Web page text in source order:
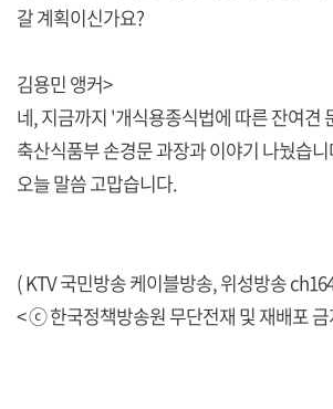
갈 계획이신가요?
김용민 앵커>
네, 지금까지 '개식용종식법에 따른 잔여견
축산식품부 손경문 과장과 이야기 나눴습니
오늘 말씀 고맙습니다.
( KTV 국민방송 케이블방송, 위성방송
< ⓒ 한국정책방송원 무단전재 및 재배포 금